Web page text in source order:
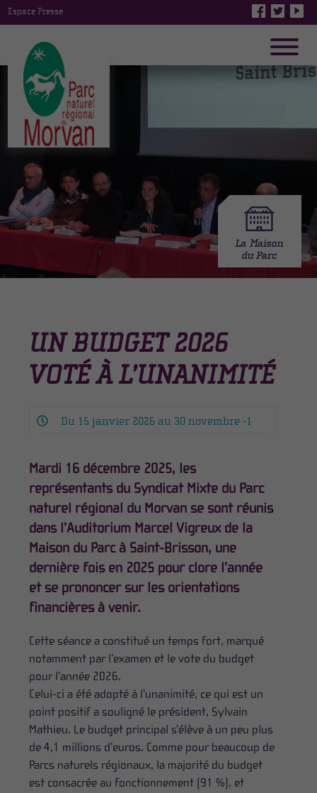
Espace Presse
UN BUDGET 2026
VOTÉ À L’UNANIMITÉ
Du 15 janvier 2026 au 30 novembre -1
Mardi 16 décembre 2025, les
représentants du Syndicat Mixte du Parc
naturel régional du Morvan se sont réunis
dans l’Auditorium Marcel Vigreux de la
Maison du Parc à Saint-Brisson, une
dernière fois en 2025 pour clore l’année
et se prononcer sur les orientations
financières à venir.
Cette séance a constitué un temps fort, marqué
notamment par l’examen et le vote du budget
pour l’année 2026.
Celui-ci a été adopté à l’unanimité, ce qui est un
point positif a souligné le président, Sylvain
Mathieu. Le budget principal s’élève à un peu plus
de 4,1 millions d’euros. Comme pour beaucoup de
Parcs naturels régionaux, la majorité du budget
est consacrée au fonctionnement (91 %), et